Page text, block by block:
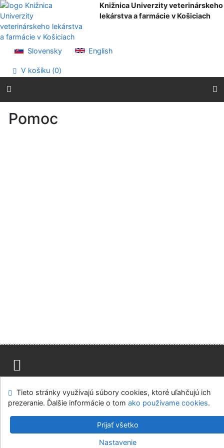
Prejsť na obsah
Prejsť na menu
Prehlásenie o webovej prístupnosti
Knižnica Univerzity veterinárskeho
lekárstva a farmácie v Košiciach
Slovensky English
V košíku (0)
Pomoc
Modul OpenSearch
Napíšte nám Nastavenie cookies
Knižnica Univerzity veterinárskeho lekárstva a farmácie v
Cosmotron Slovakia, s.r.o.
Tieto stránky využívajú súbory cookies, ktoré uľahčujú ich
prezeranie. Ďalšie informácie o tom ako používame cookies.
Prijať všetko
Nastavenie